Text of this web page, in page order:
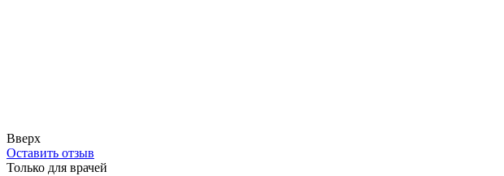
Вверх
Оставить отзыв
Только для врачей